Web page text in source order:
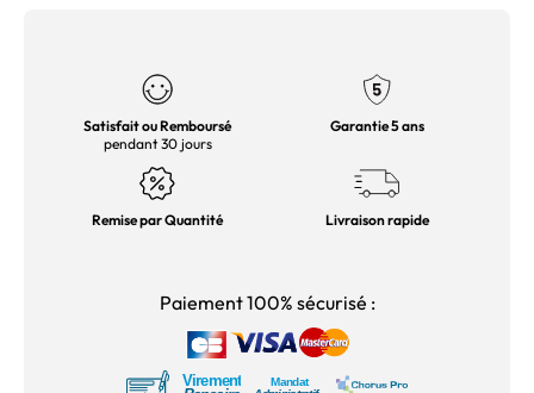
Satisfait ou Remboursé
pendant 30 jours
Garantie 5 ans
Remise par Quantité Livraison rapide
Paiement 100% sécurisé :